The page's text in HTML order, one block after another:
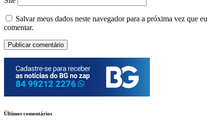
Salvar meus dados neste navegador para a próxima vez que eu
comentar.
Últimos comentários